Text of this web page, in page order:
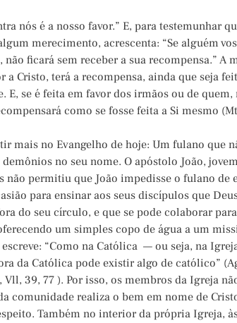
nós é a nosso favor.” E, para testemunhar
merecimento, acrescenta: “Se alguém
não ficará sem receber a sua recompensa.” A
Cristo, terá a recompensa, ainda que seja
E, se é feita em favor dos irmãos ou de
como se fosse feita a Si mesmo
mais no Evangelho de hoje: Um fulano que
no seu nome. O apóstolo João,
não permitiu que João impedisse o fulano de
para ensinar aos seus discípulos que
do seu círculo, e que se pode colaborar
um simples copo de água a um
“Como na Católica — ou seja, na
da Católica pode existir algo de católico”
39, 77 ). Por isso, os membros da Igreja
comunidade realiza o bem em nome de
Também no interior da própria Igreja,